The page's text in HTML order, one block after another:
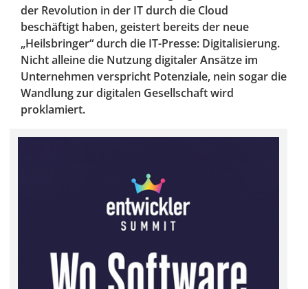
der Revolution in der IT durch die Cloud
beschäftigt haben, geistert bereits der neue
„Heilsbringer“ durch die IT-Presse: Digitalisierung.
Nicht alleine die Nutzung digitaler Ansätze im
Unternehmen verspricht Potenziale, nein sogar die
Wandlung zur digitalen Gesellschaft wird
proklamiert.